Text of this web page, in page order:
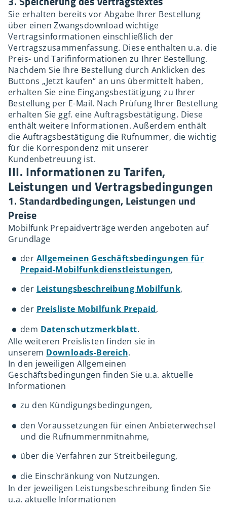
Sie erhalten bereits vor Abgabe Ihrer Bestellung
über einen Zwangsdownload wichtige
Vertragsinformationen einschließlich der
Vertragszusammenfassung. Diese enthalten u.a. die
Preis- und Tarifinformationen zu Ihrer Bestellung.
Nachdem Sie Ihre Bestellung durch Anklicken des
Buttons „Jetzt kaufen“ an uns übermittelt haben,
erhalten Sie eine Eingangsbestätigung zu Ihrer
Bestellung per E-Mail. Nach Prüfung Ihrer Bestellung
erhalten Sie ggf. eine Auftragsbestätigung. Diese
enthält weitere Informationen. Außerdem enthält
die Auftragsbestätigung die Rufnummer, die wichtig
für die Korrespondenz mit unserer
Kundenbetreuung ist.
III. Informationen zu Tarifen,
Leistungen und Vertragsbedingungen
1. Standardbedingungen, Leistungen und
Preise
Mobilfunk Prepaidverträge werden angeboten auf
Grundlage
der Allgemeinen Geschäftsbedingungen für
Prepaid-Mobilfunkdienstleistungen,
der Leistungsbeschreibung Mobilfunk,
der Preisliste Mobilfunk Prepaid,
dem Datenschutzmerkblatt.
Alle weiteren Preislisten finden sie in
unserem Downloads-Bereich.
In den jeweiligen Allgemeinen
Geschäftsbedingungen finden Sie u.a. aktuelle
Informationen
zu den Kündigungsbedingungen,
den Voraussetzungen für einen Anbieterwechsel
und die Rufnummernmitnahme,
über die Verfahren zur Streitbeilegung,
die Einschränkung von Nutzungen.
In der jeweiligen Leistungsbeschreibung finden Sie
u.a. aktuelle Informationen